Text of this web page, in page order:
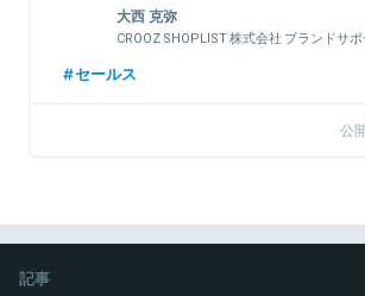
1981年生まれ。リクルート求人媒体の代理
店、web動画メディアの広告販売と、一貫して
ョン系ECサイト「SHOPLIST.com」の新規出店
のMD職に5年間従事し、MD部の部長を務め
のオーナーを務めている。
大西 克弥
CROOZ SHOPLIST 株式会社 ブランドサ
1989年生まれ。2012年にクルーズ株式会社に
経験後、ファストファッション系ECサイト「
出店アパレルブランドの課題や疑問を一挙に解
とした「ブランドサポートセンター」を立ち上
セールス
公
記事